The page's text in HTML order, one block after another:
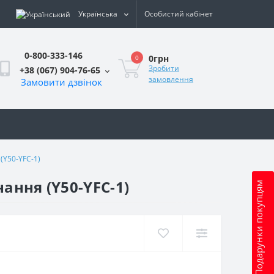
Українська Особистий кабінет
0-800-333-146
+38 (067) 904-76-65
Замовити дзвінок
0 0грн
Зробити
замовлення
Подарунки покупцям
YFC-1)
(Y50-YFC-1)